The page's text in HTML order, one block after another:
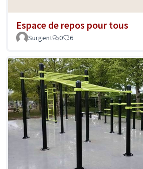
Espace de repos pour tous
Surgent
0 6